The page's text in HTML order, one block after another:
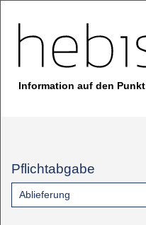
Information auf den Punkt
Pflichtabgabe
Ablieferung